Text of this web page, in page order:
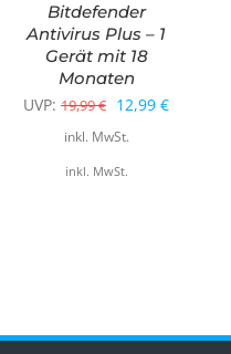
Bitdefender
Antivirus Plus – 1
Gerät mit 18
Monaten
UVP: 19,99€ Ursprünglicher
Preis
war:
12,99 €
inkl. MwSt.
inkl. MwSt.